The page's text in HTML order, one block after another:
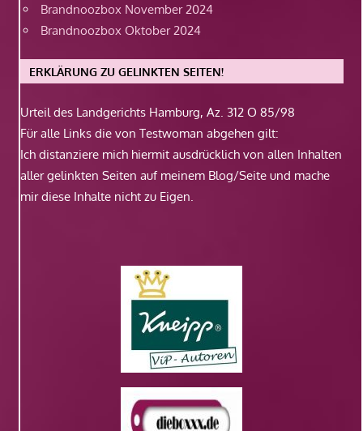
Brandnoozbox November 2024
Brandnoozbox Oktober 2024
ERKLÄRUNG ZU GELINKTEN SEITEN!
Urteil des Landgerichts Hamburg, Az. 312 O 85/98
Für alle Links die von Testwoman abgehen gilt:
Ich distanziere mich hiermit ausdrücklich von allen Inhalten
aller gelinkten Seiten auf meinem Blog/Seite und mache
mir diese Inhalte nicht zu Eigen.